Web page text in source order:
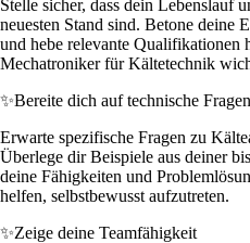
Stelle sicher, dass dein Lebenslauf
neuesten Stand sind. Betone deine
und hebe relevante Qualifikationen
Mechatroniker für Kältetechnik
✨Bereite dich auf technische
Erwarte spezifische Fragen zu
Überlege dir Beispiele aus deiner
deine Fähigkeiten und
helfen, selbstbewusst aufzutreten.
✨Zeige deine Teamfähigkeit